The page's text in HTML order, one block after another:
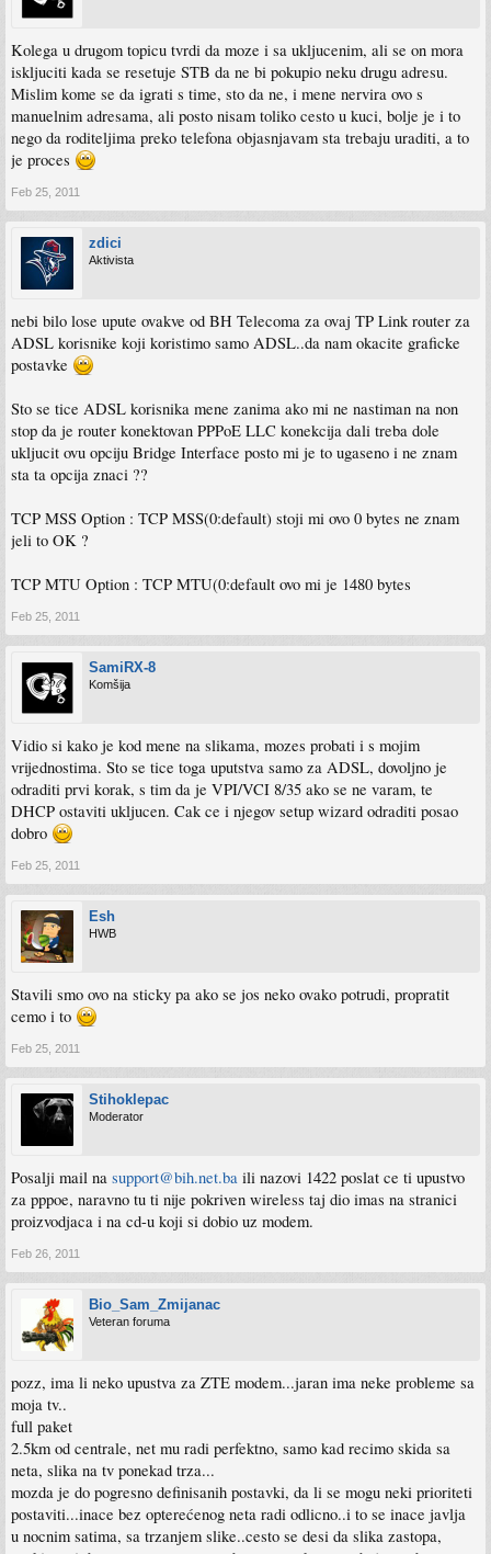
Kolega u drugom topicu tvrdi da moze i sa ukljucenim, ali se on mora
iskljuciti kada se resetuje STB da ne bi pokupio neku drugu adresu.
Mislim kome se da igrati s time, sto da ne, i mene nervira ovo s
manuelnim adresama, ali posto nisam toliko cesto u kuci, bolje je i to
nego da roditeljima preko telefona objasnjavam sta trebaju uraditi, a to
je proces
Feb 25, 2011
zdici
Aktivista
nebi bilo lose upute ovakve od BH Telecoma za ovaj TP Link router za
ADSL korisnike koji koristimo samo ADSL..da nam okacite graficke
postavke
Sto se tice ADSL korisnika mene zanima ako mi ne nastiman na non
stop da je router konektovan PPPoE LLC konekcija dali treba dole
ukljucit ovu opciju Bridge Interface posto mi je to ugaseno i ne znam
sta ta opcija znaci ??
TCP MSS Option : TCP MSS(0:default) stoji mi ovo 0 bytes ne znam
jeli to OK ?
TCP MTU Option : TCP MTU(0:default ovo mi je 1480 bytes
Feb 25, 2011
SamiRX-8
Komšija
Vidio si kako je kod mene na slikama, mozes probati i s mojim
vrijednostima. Sto se tice toga uputstva samo za ADSL, dovoljno je
odraditi prvi korak, s tim da je VPI/VCI 8/35 ako se ne varam, te
DHCP ostaviti ukljucen. Cak ce i njegov setup wizard odraditi posao
dobro
Feb 25, 2011
Esh
HWB
Stavili smo ovo na sticky pa ako se jos neko ovako potrudi, propratit
cemo i to
Feb 25, 2011
Stihoklepac
Moderator
Posalji mail na support@bih.net.ba ili nazovi 1422 poslat ce ti upustvo
za pppoe, naravno tu ti nije pokriven wireless taj dio imas na stranici
proizvodjaca i na cd-u koji si dobio uz modem.
Feb 26, 2011
Bio_Sam_Zmijanac
Veteran foruma
pozz, ima li neko upustva za ZTE modem...jaran ima neke probleme sa
moja tv..
full paket
2.5km od centrale, net mu radi perfektno, samo kad recimo skida sa
neta, slika na tv ponekad trza...
mozda je do pogresno definisanih postavki, da li se mogu neki prioriteti
postaviti...inace bez opterećenog neta radi odlicno..i to se inace javlja
u nocnim satima, sa trzanjem slike..cesto se desi da slika zastopa,